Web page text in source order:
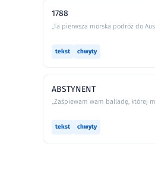
1788
„Ta pierwsza morska podróż do
tekst chwyty
ABSTYNENT
„Zaśpiewam wam balladę, której
tekst chwyty